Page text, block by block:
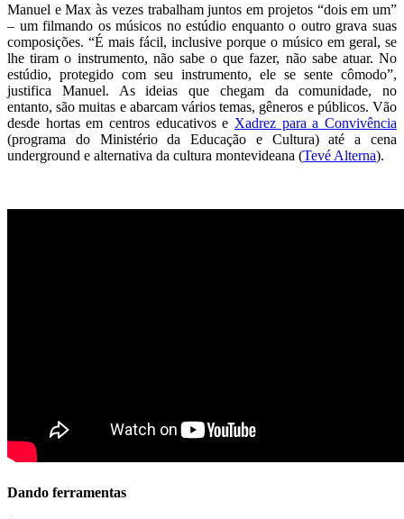
Manuel e Max às vezes trabalham juntos em projetos “dois em um”
– um filmando os músicos no estúdio enquanto o outro grava suas
composições. “É mais fácil, inclusive porque o músico em geral, se
lhe tiram o instrumento, não sabe o que fazer, não sabe atuar. No
estúdio, protegido com seu instrumento, ele se sente cômodo”,
justifica Manuel. As ideias que chegam da comunidade, no
entanto, são muitas e abarcam vários temas, gêneros e públicos. Vão
desde hortas em centros educativos e Xadrez para a Convivência
(programa do Ministério da Educação e Cultura) até a cena
underground e alternativa da cultura montevideana (Tevé Alterna).
Dando ferramentas